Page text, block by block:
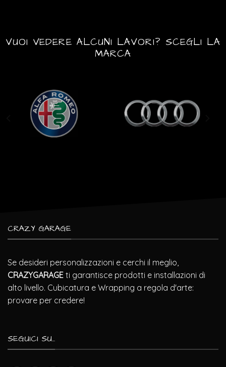
VUOI VEDERE ALCUNI LAVORI? SCEGLI LA
MARCA
CRAZY GARAGE
Se desideri personalizzazioni e cerchi il meglio,
CRAZYGARAGE ti garantisce prodotti e installazioni di
alto livello. Cubicatura e Wrapping a regola d'arte:
provare per credere!
SEGUICI SU...